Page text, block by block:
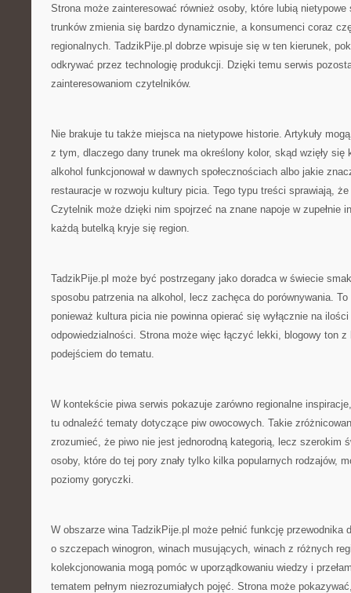
Strona może zainteresować również osoby, które lubią nietypowe
trunków zmienia się bardzo dynamicznie, a konsumenci coraz
regionalnych. TadzikPije.pl dobrze wpisuje się w ten kierunek,
odkrywać przez technologię produkcji. Dzięki temu serwis
zainteresowaniom czytelników.
Nie brakuje tu także miejsca na nietypowe historie. Artykuły
z tym, dlaczego dany trunek ma określony kolor, skąd wzięły się
alkohol funkcjonował w dawnych społecznościach albo jakie
restauracje w rozwoju kultury picia. Tego typu treści sprawiają,
Czytelnik może dzięki nim spojrzeć na znane napoje w zupełnie
każdą butelką kryje się region.
TadzikPije.pl może być postrzegany jako doradca w świecie
sposobu patrzenia na alkohol, lecz zachęca do porównywania.
ponieważ kultura picia nie powinna opierać się wyłącznie na
odpowiedzialności. Strona może więc łączyć lekki, blogowy ton
podejściem do tematu.
W kontekście piwa serwis pokazuje zarówno regionalne
tu odnaleźć tematy dotyczące piw owocowych. Takie
zrozumieć, że piwo nie jest jednorodną kategorią, lecz szerokim
osoby, które do tej pory znały tylko kilka popularnych rodzajów,
poziomy goryczki.
W obszarze wina TadzikPije.pl może pełnić funkcję przewodnika
o szczepach winogron, winach musujących, winach z różnych
kolekcjonowania mogą pomóc w uporządkowaniu wiedzy i
tematem pełnym niezrozumiałych pojęć. Strona może